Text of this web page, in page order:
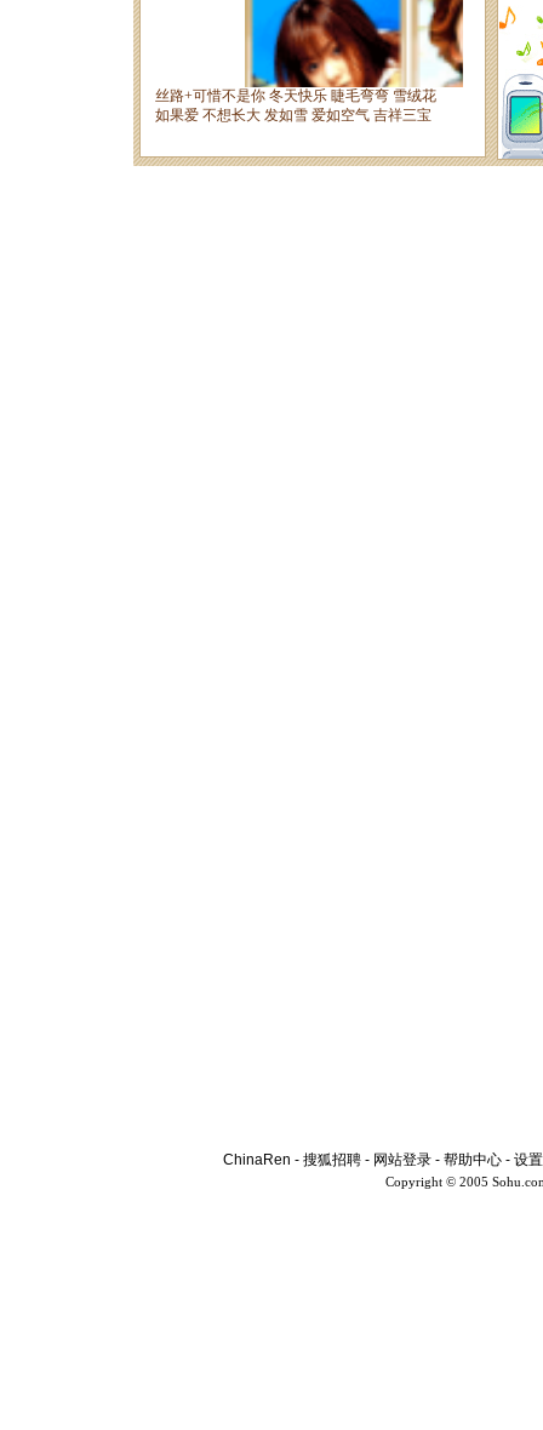
ChinaRen - 搜狐招聘 - 网站登录 - 帮助中心 - 设
Copyright © 2005